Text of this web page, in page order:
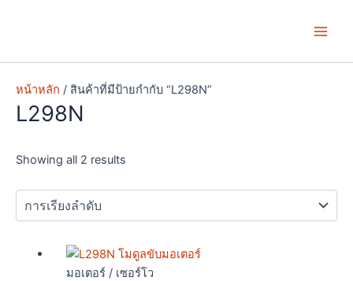
หน้าหลัก / สินค้าที่มีป้ายกำกับ “L298N”
L298N
Showing all 2 results
มอเตอร์ / เซอร์โว